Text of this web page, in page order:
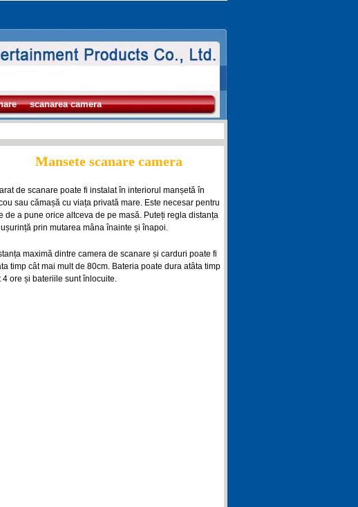
scanarea camera
Mansete scanare camera
de scanare poate fi instalat în interiorul manșetă în
sau cămașă cu viața privată mare. Este necesar pentru
de a pune orice altceva de pe masă. Puteți regla distanța
prin mutarea mâna înainte și înapoi.
maximă dintre camera de scanare și carduri poate fi
timp cât mai mult de 80cm. Bateria poate dura atâta timp
4 ore și bateriile sunt înlocuite.